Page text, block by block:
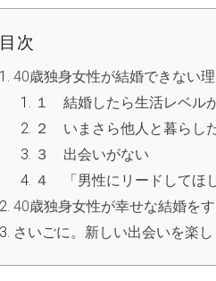
目次
40歳独身女性が結婚できない
１ 結婚したら生活レベル
２ いまさら他人と暮らし
３ 出会いがない
４ 「男性にリードしてほ
40歳独身女性が幸せな結婚を
さいごに。新しい出会いを楽し